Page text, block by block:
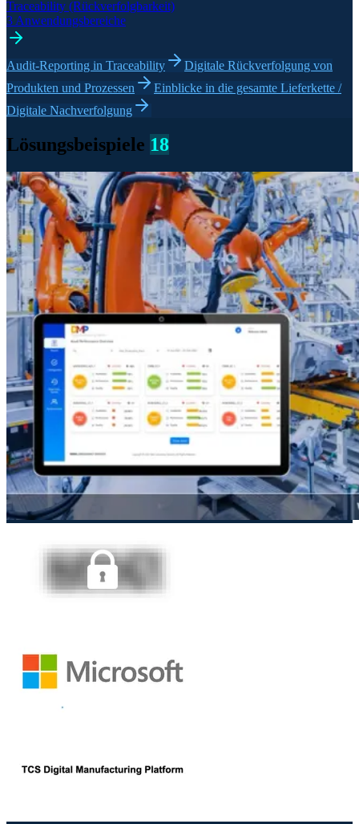
Traceability (Rückverfolgbarkeit)
3 Anwendungsbereiche
Audit-Reporting in Traceability
Digitale Rückverfolgung von
Produkten und Prozessen
Einblicke in die gesamte Lieferkette /
Digitale Nachverfolgung
Lösungsbeispiele 18